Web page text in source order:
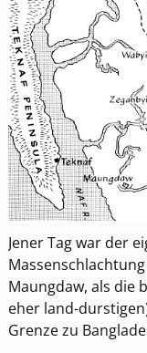
Jener Tag war der
Maungdaw, als die
eher land-
Grenze zu